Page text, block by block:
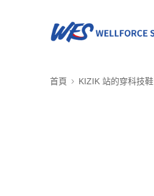
首頁 KIZIK 站的穿科技鞋